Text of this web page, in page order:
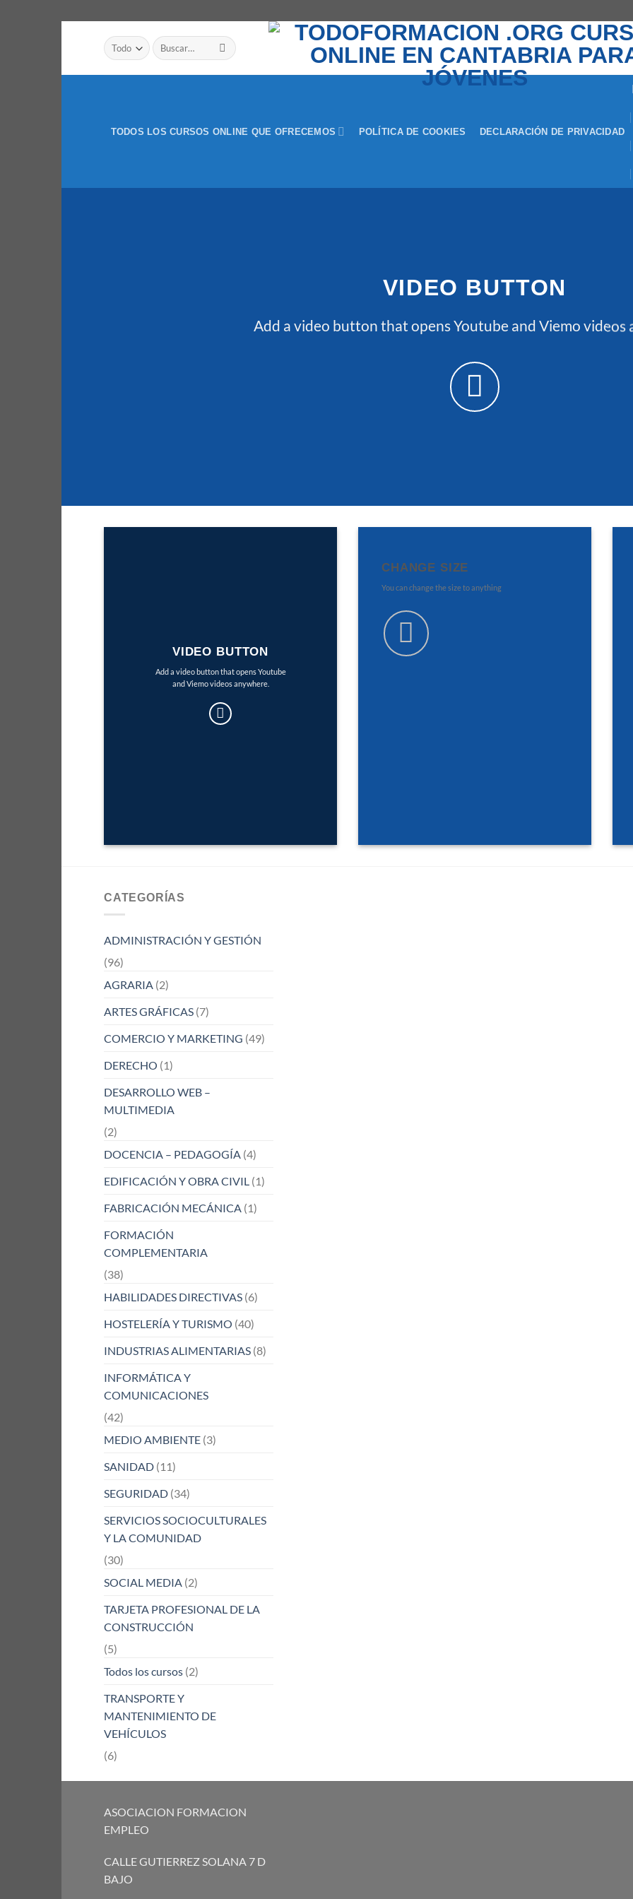
Buscar
por:
TODOS LOS CURSOS ONLINE QUE OFRECEMOS POLÍTICA DE COOKIES DECLARACIÓN DE PRIVACIDAD
VIDEO BUTTON
Add a video button that opens Youtube and Viemo videos
VIDEO BUTTON
Add a video button that opens Youtube
and Viemo videos anywhere.
CHANGE SIZE
You can change the size to anything
CATEGORÍAS
ADMINISTRACIÓN Y GESTIÓN
(96)
AGRARIA (2)
ARTES GRÁFICAS (7)
COMERCIO Y MARKETING (49)
DERECHO (1)
DESARROLLO WEB –
MULTIMEDIA
(2)
DOCENCIA – PEDAGOGÍA (4)
EDIFICACIÓN Y OBRA CIVIL (1)
FABRICACIÓN MECÁNICA (1)
FORMACIÓN
COMPLEMENTARIA
(38)
HABILIDADES DIRECTIVAS (6)
HOSTELERÍA Y TURISMO (40)
INDUSTRIAS ALIMENTARIAS (8)
INFORMÁTICA Y
COMUNICACIONES
(42)
MEDIO AMBIENTE (3)
SANIDAD (11)
SEGURIDAD (34)
SERVICIOS SOCIOCULTURALES
Y LA COMUNIDAD
(30)
SOCIAL MEDIA (2)
TARJETA PROFESIONAL DE LA
CONSTRUCCIÓN
(5)
Todos los cursos (2)
TRANSPORTE Y
MANTENIMIENTO DE
VEHÍCULOS
(6)
ASOCIACION FORMACION
EMPLEO
CALLE GUTIERREZ SOLANA 7 D
BAJO